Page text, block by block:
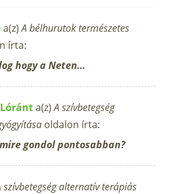
a(z)A bélhurutok természetes
írta:
hogy a Neten…
a(z)A szívbetegség
oldalon írta:
gondol pontosabban?
szívbetegség alternatív terápiás